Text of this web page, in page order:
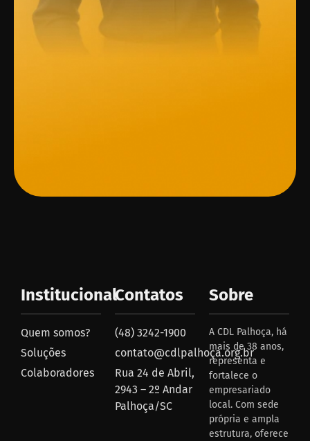
Institucional
Quem somos?
Soluções
Colaboradores
Contatos
(48) 3242-1900
contato@cdlpalhoça.org.br
Rua 24 de Abril,
2943 – 2º Andar
Palhoça/SC
Sobre
A CDL Palhoça, há
mais de 38 anos,
representa e
fortalece o
empresariado
local. Com sede
própria e ampla
estrutura, oferece